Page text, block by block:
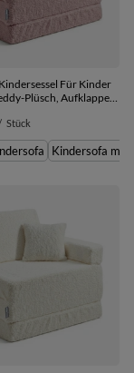
\ cremig cremig \
Für Kinder
Plüsch, Aufklappen
Kindersofa mit
Stück
Kindersofa mit